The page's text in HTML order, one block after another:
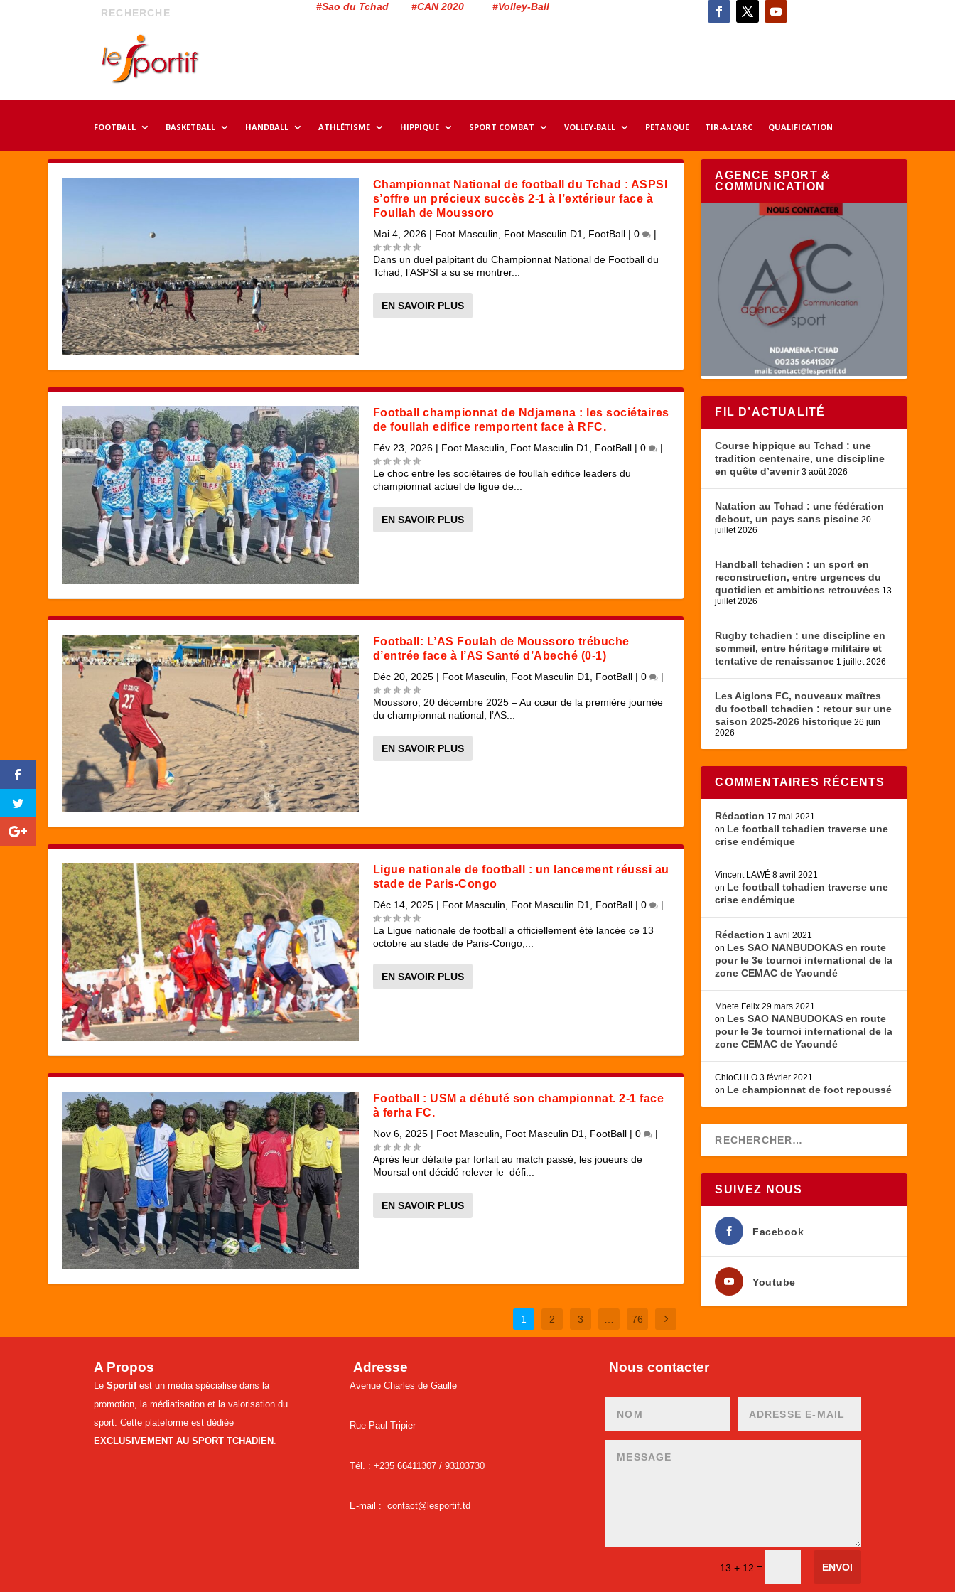
#Sao du Tchad #CAN 2020 #Volley-Ball
FOOTBALL BASKETBALL HANDBALL ATHLÉTISME HIPPIQUE SPORT COMBAT VOLLEY-BALL PETANQUE TIR-A-L’ARC QUALIFICATION
Championnat National de football du Tchad : ASPSI
s’offre un précieux succès 2-1 à l’extérieur face à
Foullah de Moussoro
Mai 4, 2026| Foot Masculin Foot Masculin D1 FootBall| 0 |
Dans un duel palpitant du Championnat National de Football du
Tchad, l’ASPSI a su se montrer...
EN SAVOIR PLUS
Football championnat de Ndjamena : les sociétaires
de foullah edifice remportent face à RFC.
Fév 23, 2026| Foot Masculin, Foot Masculin D1, FootBall| 0 |
Le choc entre les sociétaires de foullah edifice leaders du
championnat actuel de ligue de...
EN SAVOIR PLUS
Football: L’AS Foulah de Moussoro trébuche
d’entrée face à l’AS Santé d’Abeché (0-1)
Déc 20, 2025| Foot Masculin Foot Masculin D1 FootBall| 0 |
Moussoro, 20 décembre 2025 – Au cœur de la première journée
du championnat national, l’AS...
EN SAVOIR PLUS
Ligue nationale de football : un lancement réussi au
stade de Paris-Congo
Déc 14, 2025| Foot Masculin, Foot Masculin D1, FootBall| 0 |
La Ligue nationale de football a officiellement été lancée ce 13
octobre au stade de Paris-Congo,...
EN SAVOIR PLUS
Football : USM a débuté son championnat. 2-1 face
à ferha FC.
Nov 6, 2025| Foot Masculin Foot Masculin D1 FootBall| 0 |
Après leur défaite par forfait au match passé, les joueurs de
Moursal ont décidé relever le défi...
EN SAVOIR PLUS
1 2 3 76
AGENCE SPORT &
COMMUNICATION
FIL D’ACTUALITÉ
Course hippique au Tchad : une
tradition centenaire, une discipline
en quête d’avenir 3 août 2026
Natation au Tchad : une fédération
debout, un pays sans piscine 20
juillet 2026
Handball tchadien : un sport en
reconstruction, entre urgences du
quotidien et ambitions retrouvées 13
juillet 2026
Rugby tchadien : une discipline en
sommeil, entre héritage militaire et
tentative de renaissance 1 juillet 2026
Les Aiglons FC, nouveaux maîtres
du football tchadien : retour sur une
saison 2025-2026 historique 26 juin
2026
COMMENTAIRES RÉCENTS
Rédaction 17 mai 2021
on Le football tchadien traverse une
crise endémique
Vincent LAWÉ 8 avril 2021
on Le football tchadien traverse une
crise endémique
Rédaction 1 avril 2021
on Les SAO NANBUDOKAS en route
pour le 3e tournoi international de la
zone CEMAC de Yaoundé
Mbete Felix 29 mars 2021
on Les SAO NANBUDOKAS en route
pour le 3e tournoi international de la
zone CEMAC de Yaoundé
ChloCHLO 3 février 2021
on Le championnat de foot repoussé
SUIVEZ NOUS
Facebook
Youtube
A Propos
Le Sportifest un média spécialisé dans la
promotion, la médiatisation et la valorisation du
sport. Cette plateforme est dédiée
EXCLUSIVEMENT AU SPORT TCHADIEN .
Adresse
Avenue Charles de Gaulle
Rue Paul Tripier
Tél. : +235 66411307 / 93103730
E-mail : contact@lesportif.td
Nous contacter
13 + 12 = ENVOI